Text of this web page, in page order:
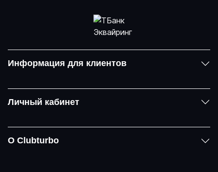
Информация для клиентов
Личный кабинет
О Clubturbo